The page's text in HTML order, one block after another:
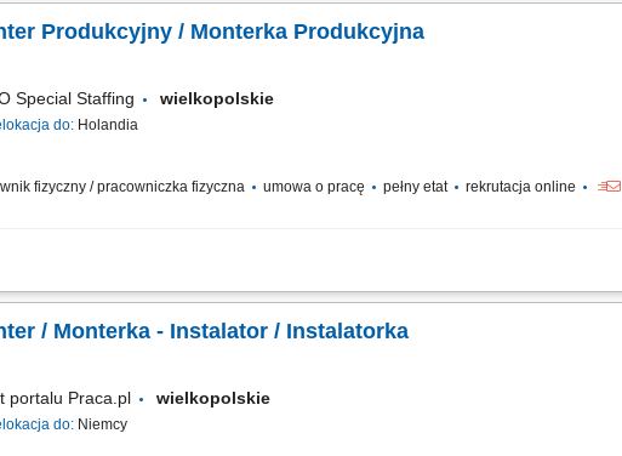
Produkcyjny / Monterka Produkcyjna
Special Staffing wielkopolskie
do: Holandia
fizyczny / pracowniczka fizyczna umowa o pracę pełny etat rekrutacja online
całkowitą stawkę brutto w wysokości 20,70 € za godzinę. Jej wysokość zależy od
/ Monterka - Instalator / Instalatorka
portalu Praca.pl wielkopolskie
do: Niemcy